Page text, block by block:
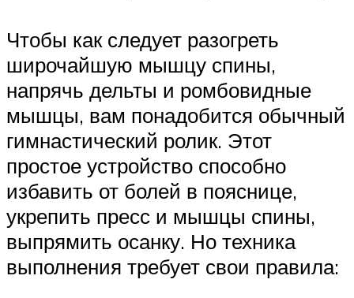
Чтобы как следует разогреть
широчайшую мышцу спины,
напрячь дельты и ромбовидные
мышцы, вам понадобится обычный
гимнастический ролик. Этот
простое устройство способно
избавить от болей в пояснице,
укрепить пресс и мышцы спины,
выпрямить осанку. Но техника
выполнения требует свои правила: